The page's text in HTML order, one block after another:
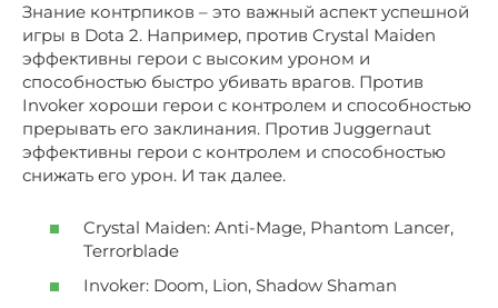
Знание контрпиков – это важный аспект успешной
игры в Dota 2. Например, против Crystal Maiden
эффективны герои с высоким уроном и
способностью быстро убивать врагов. Против
Invoker хороши герои с контролем и способностью
прерывать его заклинания. Против Juggernaut
эффективны герои с контролем и способностью
снижать его урон. И так далее.
Crystal Maiden: Anti-Mage, Phantom Lancer,
Terrorblade
Invoker: Doom, Lion, Shadow Shaman